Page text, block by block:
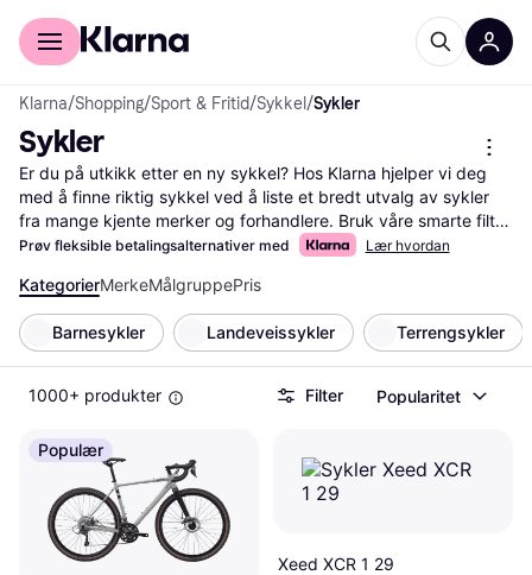
For kunder
Klarna/Shopping/Sport & Fritid/Sykkel /Sykler
Sykler
Er du på utkikk etter en ny sykkel? Hos Klarna hjelper vi deg
med å finne riktig sykkel ved å liste et bredt utvalg av sykler
fra mange kjente merker og forhandlere. Bruk våre smarte filter
for å sortere etter type, størrelse, eller pris. Dette gjør det
ditt budsjett. Du kan også lese brukeranmeldelser for å få
innsikt i hvordan andre opplever produktene. Klarna gir deg
muligheten til å sammenligne priser, slik at du alltid får de beste
tilbudene. Vi er her for å gjøre det enklere for deg å ta den
rette beslutningen når du kjøper sykkel. Start her for å finne din
neste sykkel og opplev gleden av å sykle!
Les mer om sykler her
Prøv fleksible betalingsalternativer med Lær hvordan
KategorierMerkeMålgruppePris
Barnesykler Landeveissykler Terrengsykler
1000+ produkter Filter Popularitet
Populær
Xeed XCR 1 29